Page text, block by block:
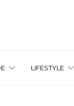
LIFESTYLE